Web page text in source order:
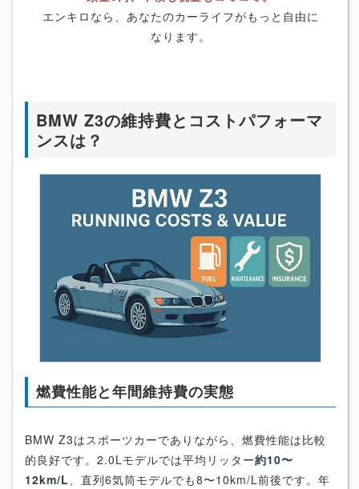
エンキロなら、あなたのカーライフがもっと自由に
なります。
BMW Z3の維持費とコストパフォーマ
ンスは？
燃費性能と年間維持費の実態
BMW Z3はスポーツカーでありながら、燃費性能は比較
的良好です。2.0Lモデルでは平均リッター約10〜
12km/L 、直列6気筒モデルでも8〜10km/L前後です。年